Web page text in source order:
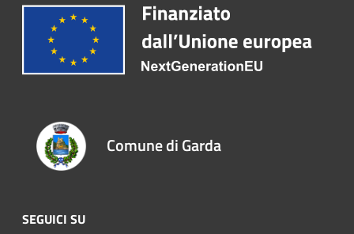
Comune di Garda
SEGUICI SU